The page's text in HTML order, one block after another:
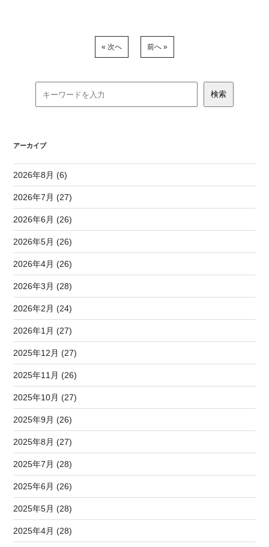
« 次へ 前へ »
アーカイブ
2026年8月 (6)
2026年7月 (27)
2026年6月 (26)
2026年5月 (26)
2026年4月 (26)
2026年3月 (28)
2026年2月 (24)
2026年1月 (27)
2025年12月 (27)
2025年11月 (26)
2025年10月 (27)
2025年9月 (26)
2025年8月 (27)
2025年7月 (28)
2025年6月 (26)
2025年5月 (28)
2025年4月 (28)